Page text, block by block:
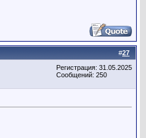
#27
Регистрация: 31.05.2025
Сообщений: 250